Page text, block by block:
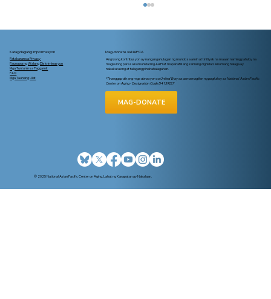
Karagdagang Impormasyon
Patakaran sa Privacy
Paunawa ng Walang Diskriminasyon
Mga Tuntunin sa Paggamit
FAQ
Mga Taunang Ulat
Mag-donate sa NAPCA
Ang iyong kontribusyon ay nangangahulugan ng mundo sa amin at tinitiyak na maaari naming patuloy na
magsulong para sa komunidad ng AAPI at mapanatili ang kanilang dignidad. Anumang halaga ay
nakakatulong at talagang pinahahalagahan.
*Tinanggap din ang mga donasyon sa United Way sa pamamagitan ng pagtukoy sa National Asian Pacific
Center on Aging - Designation Code D4139227
MAG-DONATE
© 2025 National Asian Pacific Center on Aging. Lahat ng Karapatan ay Nakalaan.